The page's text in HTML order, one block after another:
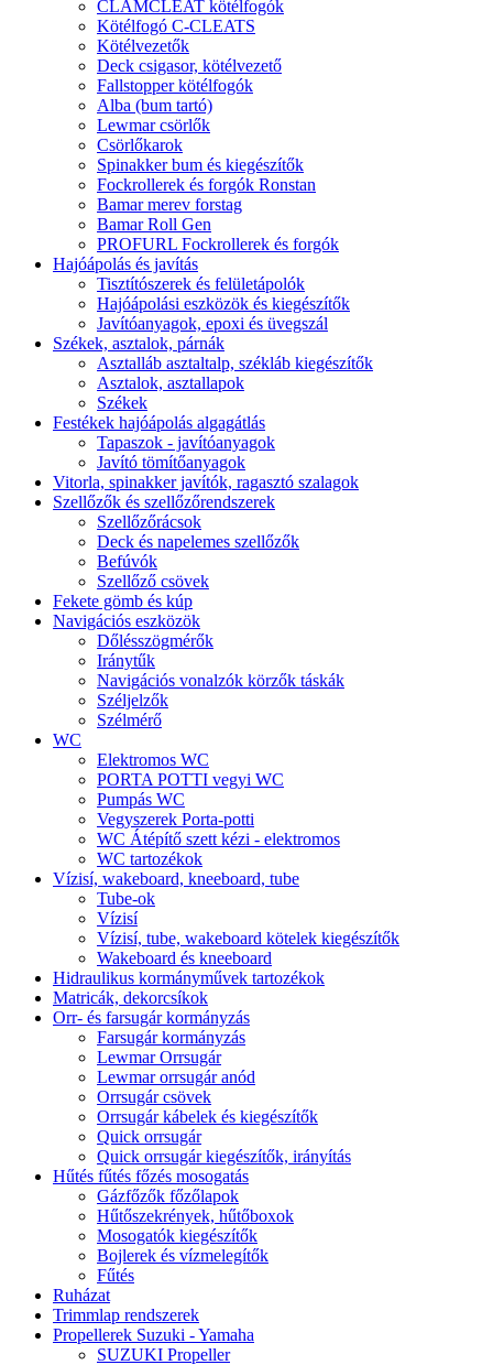
CLAMCLEAT kötélfogók
Kötélfogó C-CLEATS
Kötélvezetők
Deck csigasor, kötélvezető
Fallstopper kötélfogók
Alba (bum tartó)
Lewmar csörlők
Csörlőkarok
Spinakker bum és kiegészítők
Fockrollerek és forgók Ronstan
Bamar merev forstag
Bamar Roll Gen
PROFURL Fockrollerek és forgók
Hajóápolás és javítás
Tisztítószerek és felületápolók
Hajóápolási eszközök és kiegészítők
Javítóanyagok, epoxi és üvegszál
Székek, asztalok, párnák
Asztalláb asztaltalp, székláb kiegészítők
Asztalok, asztallapok
Székek
Festékek hajóápolás algagátlás
Tapaszok - javítóanyagok
Javító tömítőanyagok
Vitorla, spinakker javítók, ragasztó szalagok
Szellőzők és szellőzőrendszerek
Szellőzőrácsok
Deck és napelemes szellőzők
Befúvók
Szellőző csövek
Fekete gömb és kúp
Navigációs eszközök
Dőlésszögmérők
Iránytűk
Navigációs vonalzók körzők táskák
Széljelzők
Szélmérő
WC
Elektromos WC
PORTA POTTI vegyi WC
Pumpás WC
Vegyszerek Porta-potti
WC Átépítő szett kézi - elektromos
WC tartozékok
Vízisí, wakeboard, kneeboard, tube
Tube-ok
Vízisí
Vízisí, tube, wakeboard kötelek kiegészítők
Wakeboard és kneeboard
Hidraulikus kormányművek tartozékok
Matricák, dekorcsíkok
Orr- és farsugár kormányzás
Farsugár kormányzás
Lewmar Orrsugár
Lewmar orrsugár anód
Orrsugár csövek
Orrsugár kábelek és kiegészítők
Quick orrsugár
Quick orrsugár kiegészítők, irányítás
Hűtés fűtés főzés mosogatás
Gázfőzők főzőlapok
Hűtőszekrények, hűtőboxok
Mosogatók kiegészítők
Bojlerek és vízmelegítők
Fűtés
Ruházat
Trimmlap rendszerek
Propellerek Suzuki - Yamaha
SUZUKI Propeller